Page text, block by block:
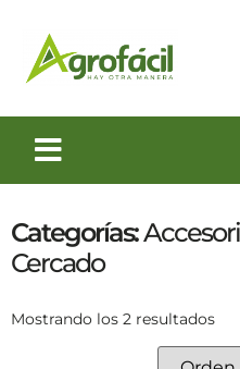
Categorías:
Cercado
Mostrando los 2 resultados